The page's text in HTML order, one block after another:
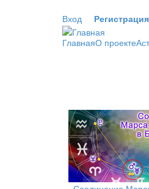
Вход
Регистрация
ГлавнаяО проекте